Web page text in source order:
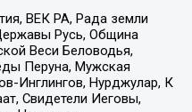
ВЕК РА, Рада земли
Русь, Община
Веси Беловодья,
Перуна, Мужская
Инглингов, Нурджулар, К
Свидетели Иеговы,